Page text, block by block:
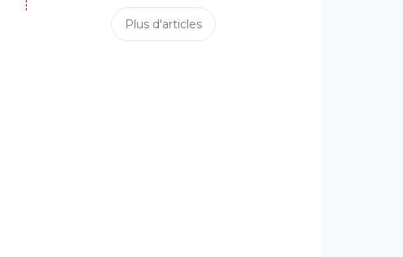
Plus d'articles